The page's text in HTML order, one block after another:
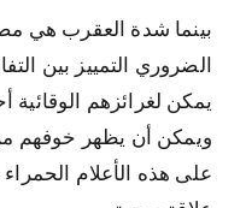
بينما شدة العقرب هي
الضروري التمييز بين
يمكن لغرائزهم الوقائية
ويمكن أن يظهر خوفهم
على هذه الأعلام